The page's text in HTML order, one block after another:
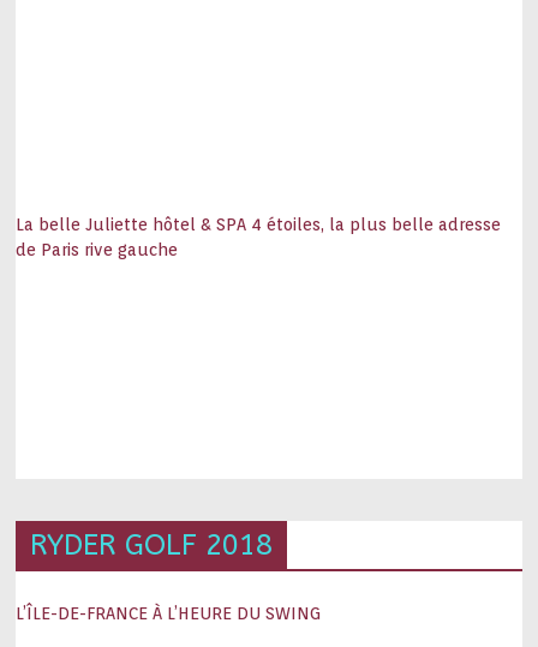
La belle Juliette hôtel & SPA 4 étoiles, la plus belle adresse
de Paris rive gauche
RYDER GOLF 2018
L’ÎLE-DE-FRANCE À L’HEURE DU SWING